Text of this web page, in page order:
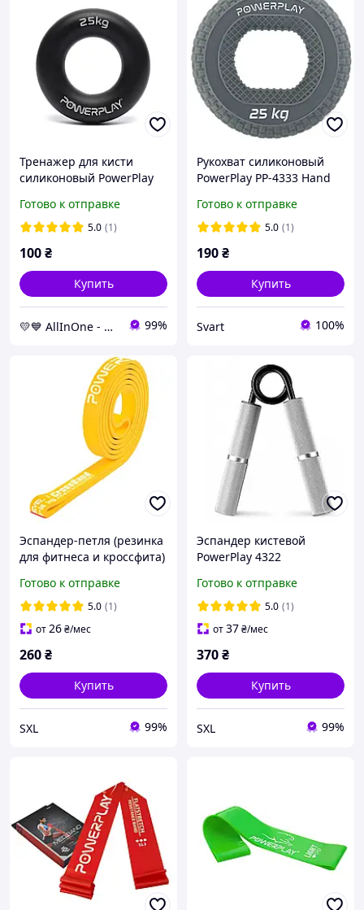
Тренажер для кисти
силиконовый PowerPlay
Hard, жесткость 25 кг,
черный AllInOne -market-
Готово к отправке
5.0 (1)
100₴
Купить
💛💙 AllInOne - находи все необходимое в одном магазине! 99%
Рукохват силиконовый
PowerPlay PP-4333 Hand
/Svart/ -stunning-
products-for-life-
Готово к отправке
5.0 (1)
190₴
Купить
Svart 100%
Эспандер-петля (резинка
для фитнеса и кроссфита)
Band Light Желтая (5-
14kg)
Готово к отправке
5.0 (1)
от26₴/мес
260₴
Купить
SXL 99%
Эспандер кистевой
PowerPlay 4322
серебристый для
тренировки силы хвата
пальцев кисти
предплечья и
реабилитации
Готово к отправке
5.0 (1)
от37₴/мес
370₴
Купить
SXL 99%